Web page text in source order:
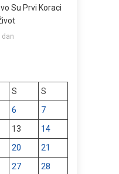
Su Prvi Koraci
dan
S
S
6
7
13
14
20
21
27
28